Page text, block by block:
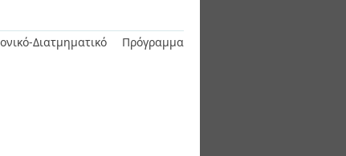
Διατμηματικό Πρόγραμμα